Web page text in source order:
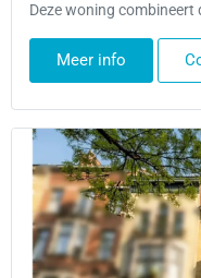
Deze woning combineert
Meer info